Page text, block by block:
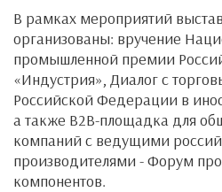
В рамках мероприятий
организованы: вручение
промышленной премии
«Индустрия», Диалог с
Российской Федерации в
а также B2B-площадка для
компаний с ведущими
производителями - Форум
компонентов.